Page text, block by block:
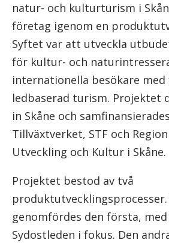
natur- och kulturturism i
företag igenom en
Syftet var att utveckla
för kultur- och
internationella besökare med
ledbaserad turism. Projektet
in Skåne och
Tillväxtverket, STF och
Utveckling och Kultur i Skåne.
Projektet bestod av två
produktutvecklingsprocesser.
genomfördes den första,
Sydostleden i fokus. Den